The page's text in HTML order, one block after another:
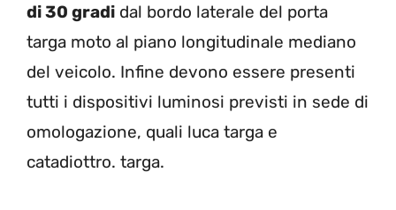
di 30 gradi dal bordo laterale del porta
targa moto al piano longitudinale mediano
del veicolo. Infine devono essere presenti
tutti i dispositivi luminosi previsti in sede di
omologazione, quali luca targa e
catadiottro. targa.